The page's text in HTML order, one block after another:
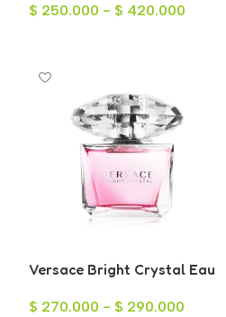
$ 250.000 - $ 420.000
Versace Bright Crystal Eau
$ 270.000 - $ 290.000